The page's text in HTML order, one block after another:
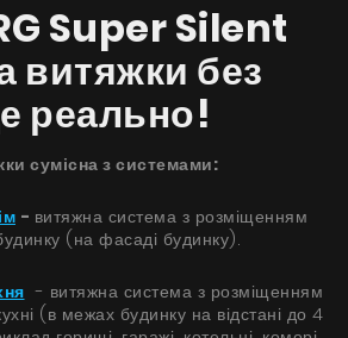
Super Silent
витяжки без
реально!
сумісна з системами:
- витяжна система з розміщенням
(на фасаді будинку).
- витяжна система з розміщенням
(в межах будинку на відстані до 4